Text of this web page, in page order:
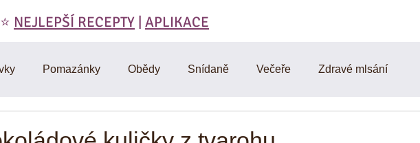
NEJLEPŠÍ RECEPTY | APLIKACE
Pomazánky Obědy Snídaně Večeře Zdravé mlsání